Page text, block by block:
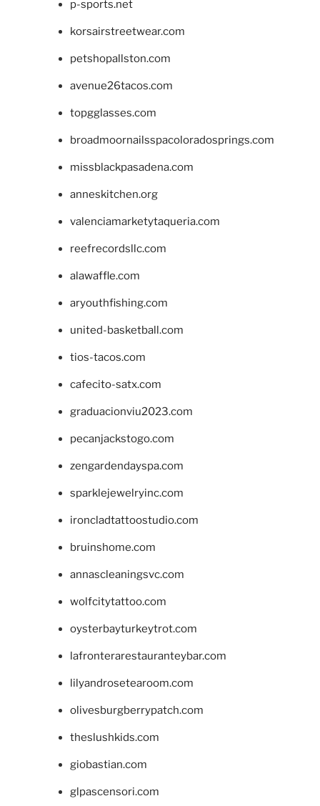
p-sports.net
korsairstreetwear.com
petshopallston.com
avenue26tacos.com
topgglasses.com
broadmoornailsspacoloradosprings.com
missblackpasadena.com
anneskitchen.org
valenciamarketytaqueria.com
reefrecordsllc.com
alawaffle.com
aryouthfishing.com
united-basketball.com
tios-tacos.com
cafecito-satx.com
graduacionviu2023.com
pecanjackstogo.com
zengardendayspa.com
sparklejewelryinc.com
ironcladtattoostudio.com
bruinshome.com
annascleaningsvc.com
wolfcitytattoo.com
oysterbayturkeytrot.com
lafronterarestauranteybar.com
lilyandrosetearoom.com
olivesburgberrypatch.com
theslushkids.com
giobastian.com
glpascensori.com